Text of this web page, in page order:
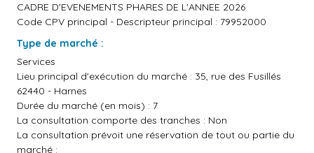
CADRE D'EVENEMENTS PHARES DE L'ANNEE 2026
Code CPV principal - Descripteur principal : 79952000
Type de marché :
Services
Lieu principal d'exécution du marché : 35, rue des Fusillés
62440 - Harnes
Durée du marché (en mois) : 7
La consultation comporte des tranches : Non
La consultation prévoit une réservation de tout ou partie du
marché :